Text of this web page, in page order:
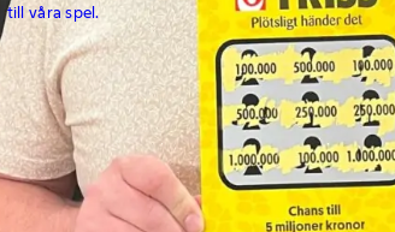
till våra spel.